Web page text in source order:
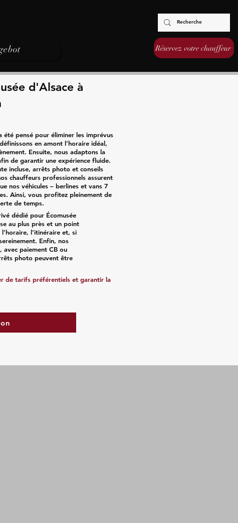
Réservez votre chauffeur
d'Alsace à
été pensé pour éliminer les imprévus
en amont l’horaire idéal,
Ensuite, nous adaptons la
de garantir une expérience fluide.
incluse, arrêts photo et conseils
chauffeurs professionnels assurent
nos véhicules – berlines et vans 7
Ainsi, vous profitez pleinement de
de temps.
dédié pour Écomusée
au plus près et un point
l’itinéraire et, si
Enfin, nos
avec paiement CB ou
photo peuvent être
de tarifs préférentiels et garantir la